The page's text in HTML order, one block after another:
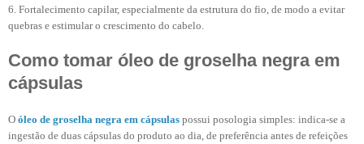
6. Fortalecimento capilar, especialmente da estrutura do fio, de modo a evitar
quebras e estimular o crescimento do cabelo.
Como tomar óleo de groselha negra em
cápsulas
O óleo de groselha negra em cápsulas possui posologia simples: indica-se a
ingestão de duas cápsulas do produto ao dia, de preferência antes de refeições